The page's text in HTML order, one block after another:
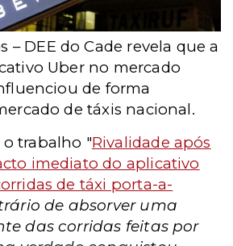
– DEE do Cade revela que a
Uber no mercado
de forma
de táxis nacional.
trabalho "Rivalidade após
imediato do aplicativo
de táxi porta-a-
de absorver uma
das corridas feitas por